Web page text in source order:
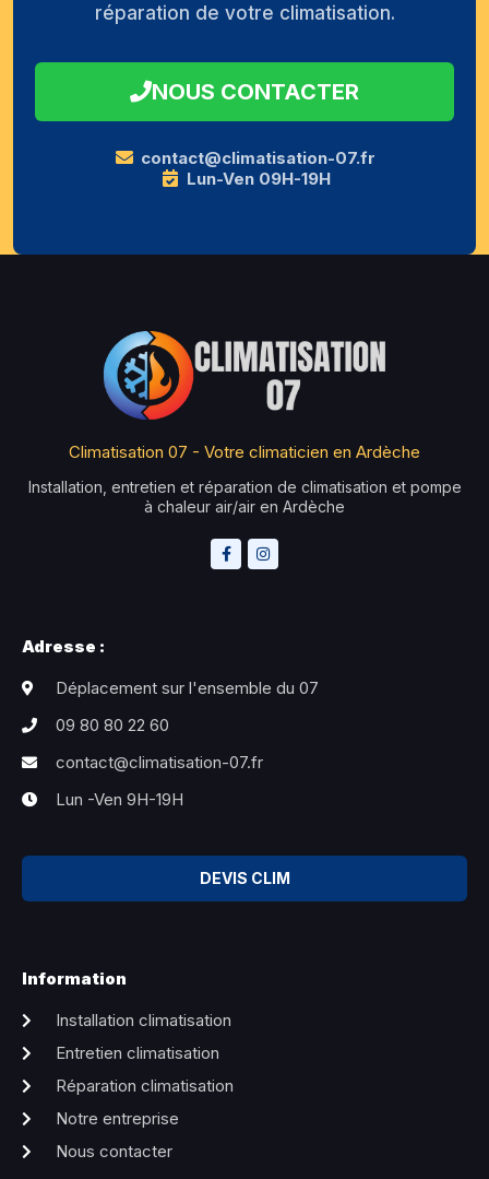
réparation de votre climatisation.
NOUS CONTACTER
contact@climatisation-07.fr
Lun-Ven 09H-19H
Climatisation 07 - Votre climaticien en Ardèche
Installation, entretien et réparation de climatisation et pompe
à chaleur air/air en Ardèche
Adresse :
Déplacement sur l'ensemble du 07
09 80 80 22 60
contact@climatisation-07.fr
Lun -Ven 9H-19H
DEVIS CLIM
Information
Installation climatisation
Entretien climatisation
Réparation climatisation
Notre entreprise
Nous contacter